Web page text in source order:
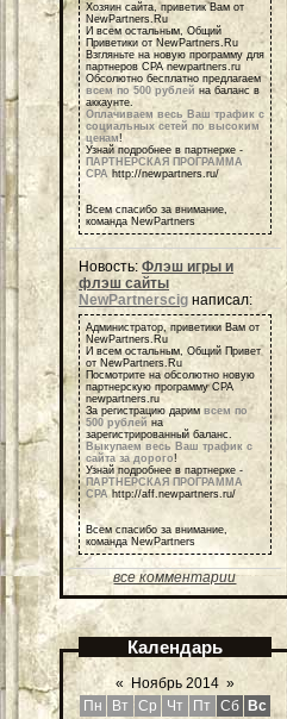
Хозяин сайта, приветик Вам от
NewPartners.Ru
И всем остальным, Общий
Приветики от NewPartners.Ru
Взгляньте на новую программу для
партнеров СРА newpartners.ru
Обсолютно бесплатно предлагаем
всем по 500 рублей на баланс в
аккаунте.
Оплачиваем весь Ваш трафик с
социальных сетей по высоким
ценам!
Узнай подробнее в партнерке -
ПАРТНЕРСКАЯ ПРОГРАММА
СРА http://newpartners.ru/
Всем спасибо за внимание,
команда NewPartners
Новость: Флэш игры и
флэш сайты
NewPartnerscig написал:
Администратор, приветики Вам от
NewPartners.Ru
И всем остальным, Общий Привет
от NewPartners.Ru
Посмотрите на обсолютно новую
партнерскую программу СРА
newpartners.ru
За регистрацию дарим всем по
500 рублей на
зарегистрированный баланс.
Выкупаем весь Ваш трафик с
сайта за дорого!
Узнай подробнее в партнерке -
ПАРТНЕРСКАЯ ПРОГРАММА
СРАhttp://aff.newpartners.ru/
Всем спасибо за внимание,
команда NewPartners
все комментарии
Календарь
« Ноябрь 2014 »
Пн
Вт Ср Чт Пт Сб
Вс